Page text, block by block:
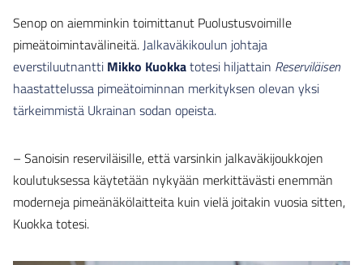
Senop on aiemminkin toimittanut Puolustusvoimille
pimeätoimintavälineitä.Jalkaväkikoulun johtaja
everstiluutnantti Mikko Kuokkatotesi hiljattain Reserviläisen
haastattelussa pimeätoiminnan merkityksen olevan yksi
tärkeimmistä Ukrainan sodan opeista.
– Sanoisin reserviläisille, että varsinkin jalkaväkijoukkojen
koulutuksessa käytetään nykyään merkittävästi enemmän
moderneja pimeänäkölaitteita kuin vielä joitakin vuosia sitten,
Kuokka totesi.